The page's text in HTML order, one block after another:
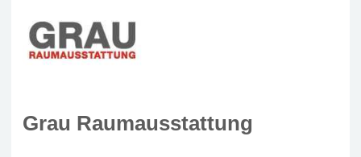
Grau Raumausstattung